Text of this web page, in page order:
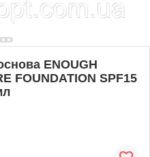
ENOUGH
FOUNDATION SPF15